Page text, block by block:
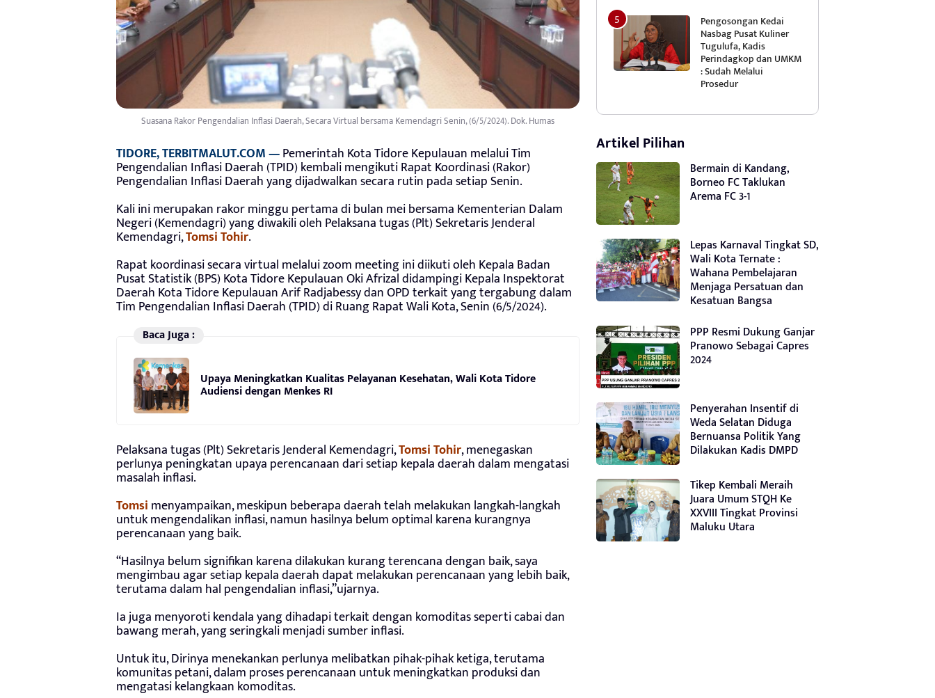
Suasana Rakor Pengendalian Inflasi Daerah, Secara Virtual bersama Kemendagri Senin, (6/5/2024). Dok. Humas
TIDORE, TERBITMALUT.COM —Pemerintah Kota Tidore Kepulauan melalui Tim
Pengendalian Inflasi Daerah (TPID) kembali mengikuti Rapat Koordinasi (Rakor)
Pengendalian Inflasi Daerah yang dijadwalkan secara rutin pada setiap Senin.
Kali ini merupakan rakor minggu pertama di bulan mei bersama Kementerian Dalam
Negeri (Kemendagri) yang diwakili oleh Pelaksana tugas (Plt) Sekretaris Jenderal
Kemendagri,Tomsi Tohir.
Rapat koordinasi secara virtual melalui zoom meeting ini diikuti oleh Kepala Badan
Pusat Statistik (BPS) Kota Tidore Kepulauan Oki Afrizal didampingi Kepala Inspektorat
Daerah Kota Tidore Kepulauan Arif Radjabessy dan OPD terkait yang tergabung dalam
Tim Pengendalian Inflasi Daerah (TPID) di Ruang Rapat Wali Kota, Senin (6/5/2024).
Baca Juga :
Upaya Meningkatkan Kualitas Pelayanan Kesehatan, Wali Kota Tidore
Audiensi dengan Menkes RI
Pelaksana tugas (Plt) Sekretaris Jenderal Kemendagri,Tomsi Tohir, menegaskan
perlunya peningkatan upaya perencanaan dari setiap kepala daerah dalam mengatasi
masalah inflasi.
Tomsi menyampaikan, meskipun beberapa daerah telah melakukan langkah-langkah
untuk mengendalikan inflasi, namun hasilnya belum optimal karena kurangnya
perencanaan yang baik.
“Hasilnya belum signifikan karena dilakukan kurang terencana dengan baik, saya
mengimbau agar setiap kepala daerah dapat melakukan perencanaan yang lebih baik,
terutama dalam hal pengendalian inflasi,”ujarnya.
Ia juga menyoroti kendala yang dihadapi terkait dengan komoditas seperti cabai dan
bawang merah, yang seringkali menjadi sumber inflasi.
Untuk itu, Dirinya menekankan perlunya melibatkan pihak-pihak ketiga, terutama
komunitas petani, dalam proses perencanaan untuk meningkatkan produksi dan
mengatasi kelangkaan komoditas.
Pengosongan Kedai
Nasbag Pusat Kuliner
Tugulufa, Kadis
Perindagkop dan UMKM
: Sudah Melalui
Prosedur
Artikel Pilihan
Bermain di Kandang,
Borneo FC Taklukan
Arema FC 3-1
Lepas Karnaval Tingkat SD,
Wali Kota Ternate :
Wahana Pembelajaran
Menjaga Persatuan dan
Kesatuan Bangsa
PPP Resmi Dukung Ganjar
Pranowo Sebagai Capres
2024
Penyerahan Insentif di
Weda Selatan Diduga
Bernuansa Politik Yang
Dilakukan Kadis DMPD
Tikep Kembali Meraih
Juara Umum STQH Ke
XXVIII Tingkat Provinsi
Maluku Utara